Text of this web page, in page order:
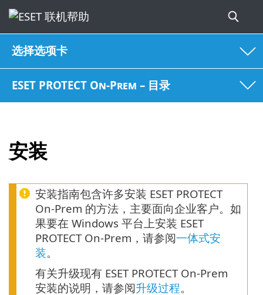
选择选项卡
ESET PROTECT On-Prem – 目录
安装
安装指南包含许多安装 ESET PROTECT
On-Prem 的方法，主要面向企业客户。如
果要在 Windows 平台上安装 ESET
PROTECT On-Prem，请参阅一体式安
装。
有关升级现有 ESET PROTECT On-Prem
安装的说明，请参阅升级过程。